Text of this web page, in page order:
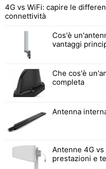
4G vs WiFi: capire le
connettività
Cos'è
vantaggi
Che cos'è
completa
Antenna
Antenne 4G
prestazioni e